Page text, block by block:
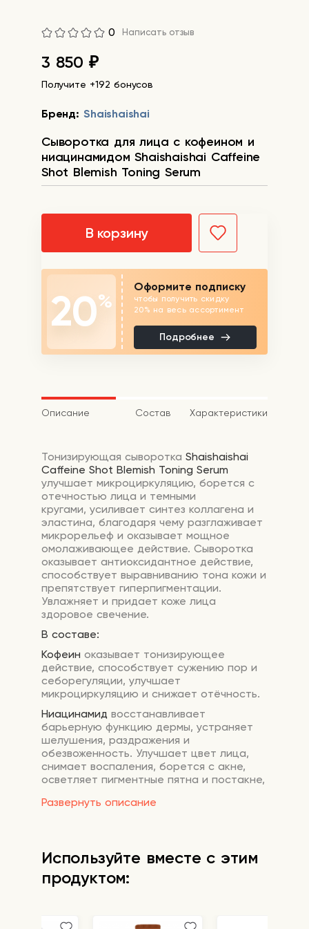
0 Написать отзыв
3 850 ₽
Получите +192 бонусов
Бренд: Shaishaishai
Сыворотка для лица с кофеином и
ниацинамидом Shaishaishai Caffeine
Shot Blemish Toning Serum
В корзину
20%
Оформите подписку
чтобы получить скидку
20% на весь ассортимент
Подробнее
Описание Состав Характеристики
Развернуть описание
Тонизирующая сыворотка Shaishaishai
Caffeine Shot Blemish Toning Serum
улучшает микроциркуляцию, борется с
отечностью лица и темными
кругами, усиливает синтез коллагена и
эластина, благодаря чему разглаживает
микрорельеф и оказывает мощное
омолаживающее действие. Сыворотка
оказывает антиоксидантное действие,
способствует выравниванию тона кожи и
препятствует гиперпигментации.
Увлажняет и придает коже лица
здоровое свечение.
В составе:
Кофеин оказывает тонизирующее
действие, способствует сужению пор и
себорегуляции, улучшает
микроциркуляцию и снижает отёчность.
Ниацинамид восстанавливает
барьерную функцию дермы, устраняет
шелушения, раздражения и
обезвоженность. Улучшает цвет лица,
снимает воспаления, борется с акне,
осветляет пигментные пятна и постакне,
эластичность кожных покровов.
тонус и выравнивает общий тон кожи
Аденозинускоряет выработку коллагена,
разглаживает кожу, отлично выравнивает
воспалениями и оказывает
Используйте вместе с этим
продуктом: